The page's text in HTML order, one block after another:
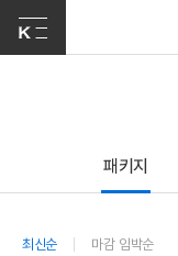
패키지
최신순 마감 임박순